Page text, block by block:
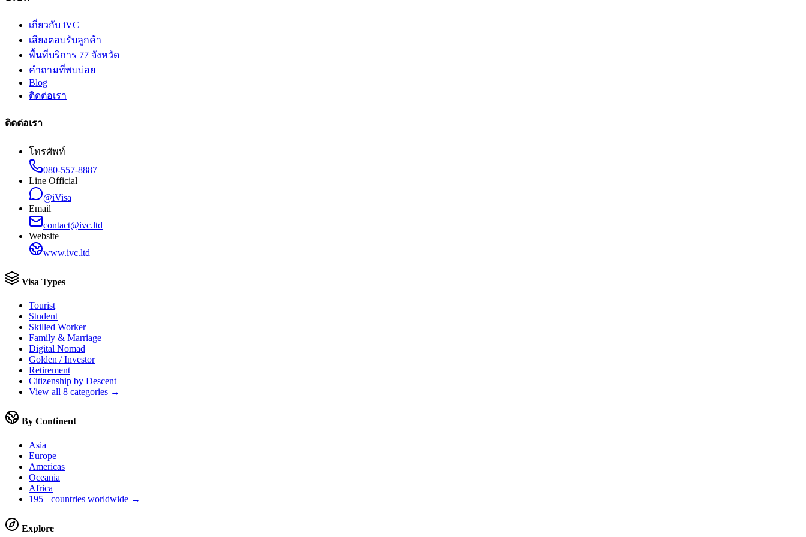
เกี่ยวกับ iVC
เสียงตอบรับลูกค้า
พื้นที่บริการ 77 จังหวัด
คำถามที่พบบ่อย
Blog
ติดต่อเรา
ติดต่อเรา
โทรศัพท์
080-557-8887
Line Official
@iVisa
Email
contact@ivc.ltd
Website
www.ivc.ltd
Visa Types
Tourist
Student
Skilled Worker
Family & Marriage
Digital Nomad
Golden / Investor
Retirement
Citizenship by Descent
View all 8 categories →
By Continent
Asia
Europe
Americas
Oceania
Africa
195+ countries worldwide →
Explore